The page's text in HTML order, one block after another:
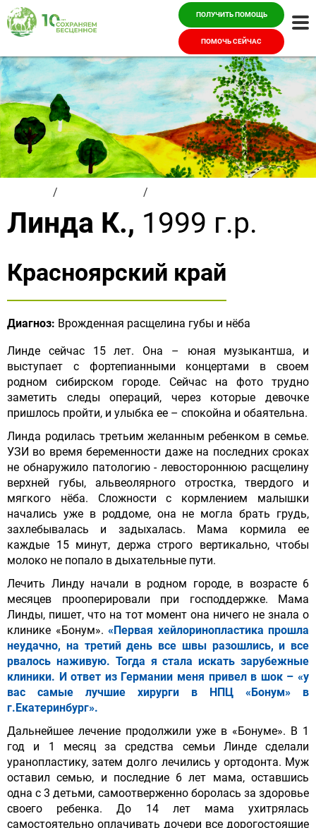
ПОЛУЧИТЬ ПОМОЩЬ
ПОМОЧЬ СЕЙЧАС
/ /
Линда К., 1999 г.р.
Красноярский край
Диагноз: Врожденная расщелина губы и нёба
Линде сейчас 15 лет. Она – юная музыкантша, и
выступает с фортепианными концертами в своем
родном сибирском городе. Сейчас на фото трудно
заметить следы операций, через которые девочке
пришлось пройти, и улыбка ее – спокойна и обаятельна.
Линда родилась третьим желанным ребенком в семье.
УЗИ во время беременности даже на последних сроках
не обнаружило патологию - левостороннюю расщелину
верхней губы, альвеолярного отростка, твердого и
мягкого нёба. Сложности с кормлением малышки
начались уже в роддоме, она не могла брать грудь,
захлебывалась и задыхалась. Мама кормила ее
каждые 15 минут, держа строго вертикально, чтобы
молоко не попало в дыхательные пути.
Лечить Линду начали в родном городе, в возрасте 6
месяцев прооперировали при господдержке. Мама
Линды, пишет, что на тот момент она ничего не знала о
клинике «Бонум». «Первая хейлоринопластика прошла
неудачно, на третий день все швы разошлись, и все
рвалось наживую. Тогда я стала искать зарубежные
клиники. И ответ из Германии меня привел в шок – «у
вас самые лучшие хирурги в НПЦ «Бонум» в
г.Екатеринбург».
Дальнейшее лечение продолжили уже в «Бонуме». В 1
год и 1 месяц за средства семьи Линде сделали
уранопластику, затем долго лечились у ортодонта. Муж
оставил семью, и последние 6 лет мама, оставшись
одна с 3 детьми, самоотверженно боролась за здоровье
своего ребенка. До 14 лет мама ухитрялась
самостоятельно оплачивать дочери все дорогостоящие